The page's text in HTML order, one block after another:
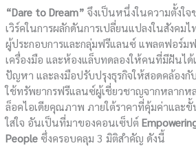
“Dare to Dream” จึงเป็นหนึ่งในความตั้งใจ
เวิร์คในการผลักดันการเปลี่ยนแปลงในสังคม
ผู้ประกอบการและกลุ่มฟรีแลนซ์ แพลตฟอร์มฟ
เครื่องมือ และห้องแล็บทดลองให้คนที่มีฝันได้
ปัญหา และลงมือปรับปรุงธุรกิจให้สอดคล้อง
ใช้ทรัพยากรฟรีแลนซ์ผู้เชี่ยวชาญจากหลาก
ล็อคไอเดียคุณภาพ ภายใต้ราคาที่คุ้มค่าและขั้
ใส่ใจ อันเป็นที่มาของคอนเซ็ปต์
People ซึ่งครอบคลุม 3 มิติสำคัญ ดังนี้